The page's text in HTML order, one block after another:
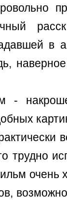
в
трудно
очень